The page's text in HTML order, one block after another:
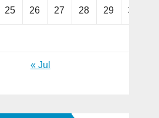
25 26 27 28 29 30
« Jul